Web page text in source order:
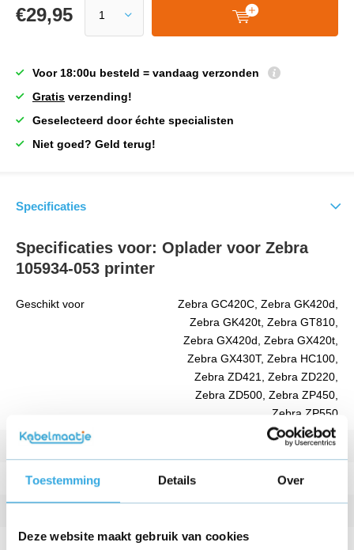
Toestemming Details Over
Deze website maakt gebruik van cookies
€29,95
Voor 18:00u besteld = vandaag verzonden
Gratis verzending!
Geselecteerd door échte specialisten
Niet goed? Geld terug!
Specificaties
Specificaties voor: Oplader voor Zebra
105934-053 printer
Geschikt voor
Zebra GC420C, Zebra GK420d,
Zebra GK420t, Zebra GT810,
Zebra GX420d, Zebra GX420t,
Zebra GX430T, Zebra HC100,
Zebra ZD421, Zebra ZD220,
Zebra ZD500, Zebra ZP450,
Zebra ZP550
Kleur Zwart
Vermogen
Voltage